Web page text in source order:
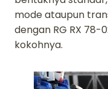
mode ataupun
dengan RG RX 78-
kokohnya.